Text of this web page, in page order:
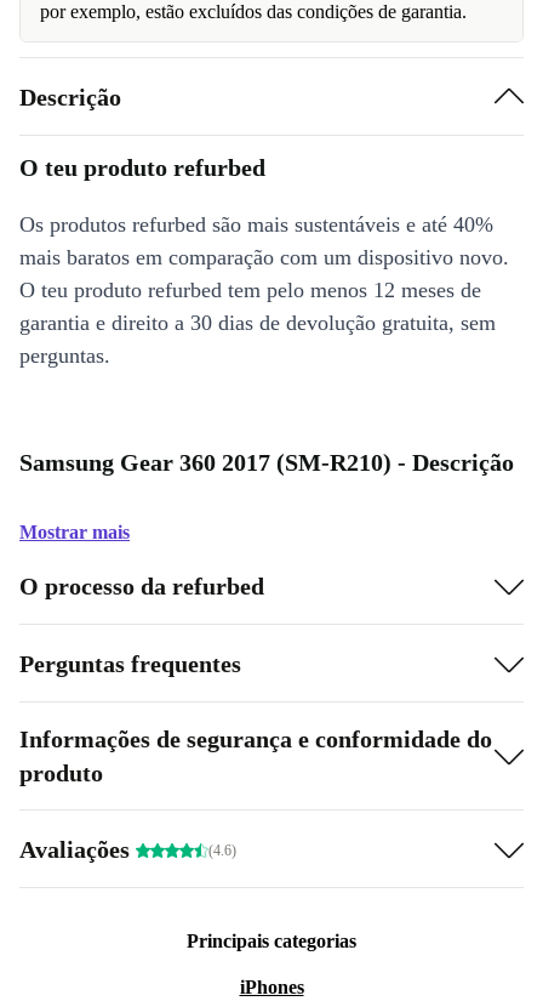
por exemplo, estão excluídos das condições de garantia.
Descrição
O teu produto refurbed
Os produtos refurbed são mais sustentáveis e até 40%
mais baratos em comparação com um dispositivo novo.
O teu produto refurbed tem pelo menos 12 meses de
garantia e direito a 30 dias de devolução gratuita, sem
perguntas.
Samsung Gear 360 2017 (SM-R210) - Descrição
Mostrar mais
O processo da refurbed
Perguntas frequentes
Informações de segurança e conformidade do
produto
Avaliações (4.6)
Principais categorias
iPhones